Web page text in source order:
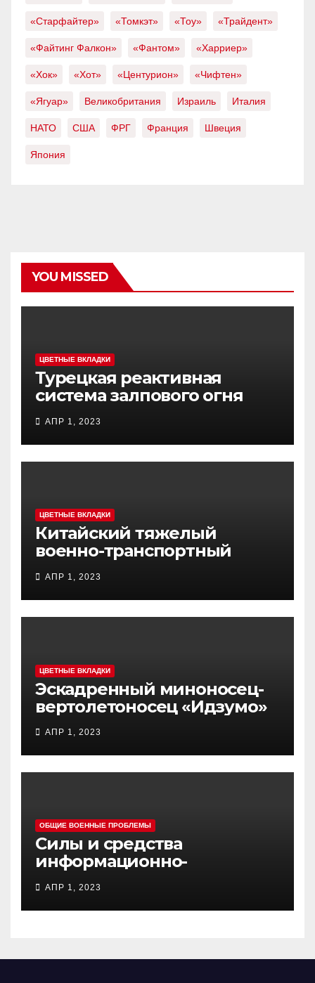
«Старфайтер» «Томкэт» «Тоу» «Трайдент»
«Файтинг Фалкон» «Фантом» «Харриер»
«Хок» «Хот» «Центурион» «Чифтен»
«Ягуар» Великобритания Израиль Италия
НАТО США ФРГ Франция Швеция
Япония
YOU MISSED
ЦВЕТНЫЕ ВКЛАДКИ
Турецкая реактивная
система залпового огня
АПР 1, 2023
ЦВЕТНЫЕ ВКЛАДКИ
Китайский тяжелый
военно-транспортный
(«ЮНЬ-20») «Куньпин»
АПР 1, 2023
ЦВЕТНЫЕ ВКЛАДКИ
Эскадренный миноносец-
вертолетоносец «Идзумо»
АПР 1, 2023
ОБЩИЕ ВОЕННЫЕ ПРОБЛЕМЫ
Силы и средства
информационно-
вооруженных сил Украины
АПР 1, 2023